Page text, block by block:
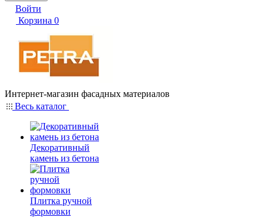
Войти
Корзина 0
Интернет-магазин фасадных материалов
Весь каталог
Декоративный
камень из бетона
Плитка ручной
формовки